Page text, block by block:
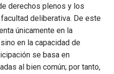
derechos plenos y los
deliberativa. De este
únicamente en la
en la capacidad de
se basa en
al bien común; por tanto,